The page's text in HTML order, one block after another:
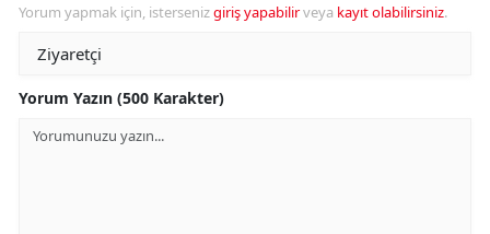
Yorum yapmak için, istersenizgiriş yapabilirveya kayıt olabilirsiniz.
Yorum Yazın (500 Karakter)